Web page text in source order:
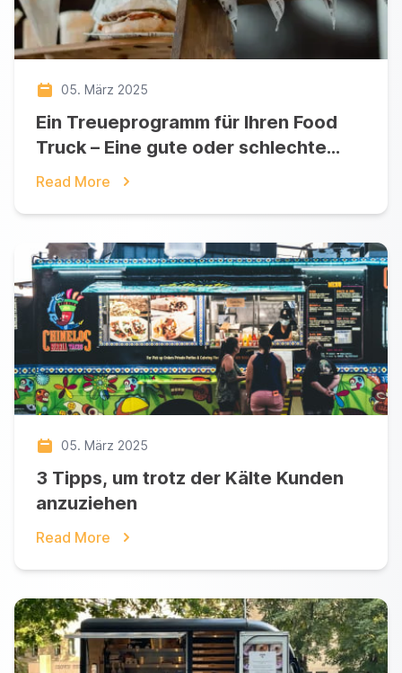
05. März 2025
Ein Treueprogramm für Ihren Food
Truck – Eine gute oder schlechte
Idee?
Read More
05. März 2025
3 Tipps, um trotz der Kälte Kunden
anzuziehen
Read More